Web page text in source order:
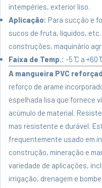
intempéries, exterior liso.
Aplicação: Para sucção e
sucos de fruta, líquidos,
construções, maquinário
Faixa de Temp.: -5 ̊C a +60
A mangueira PVC
reforço de arame
espelhada lisa que fornece
acúmulo de material.
mas resistente e durável.
frequentemente usado em
construção, mineração e
variedade de aplicações,
irrigação, drenagem e